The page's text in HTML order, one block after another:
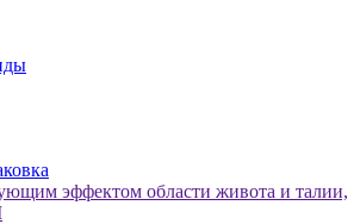
эффектом области живота и талии,